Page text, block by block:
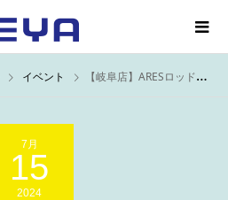
イベント 【岐阜店】ARESロッド展示受注会
7月
15
2024